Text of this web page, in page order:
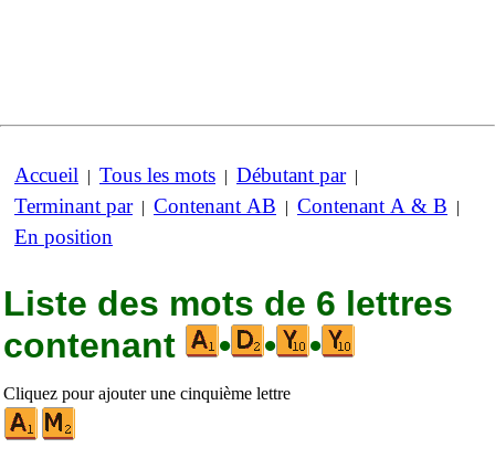
Accueil | Tous les mots | Débutant par|
Terminant par| Contenant AB | Contenant A & B |
En position
Liste des mots de 6 lettres
contenant
• • •
Cliquez pour ajouter une cinquième lettre